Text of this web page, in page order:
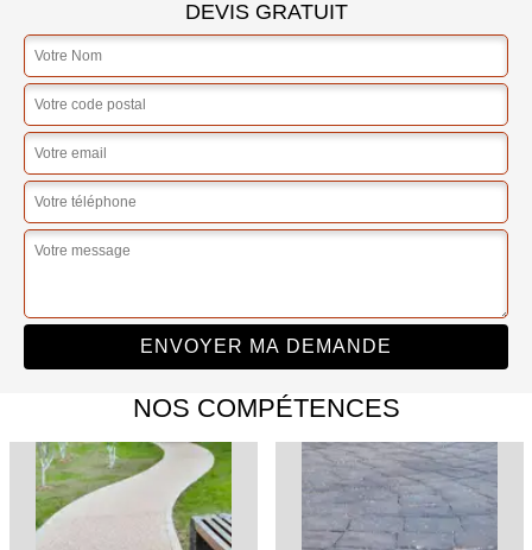
DEVIS GRATUIT
NOS COMPÉTENCES